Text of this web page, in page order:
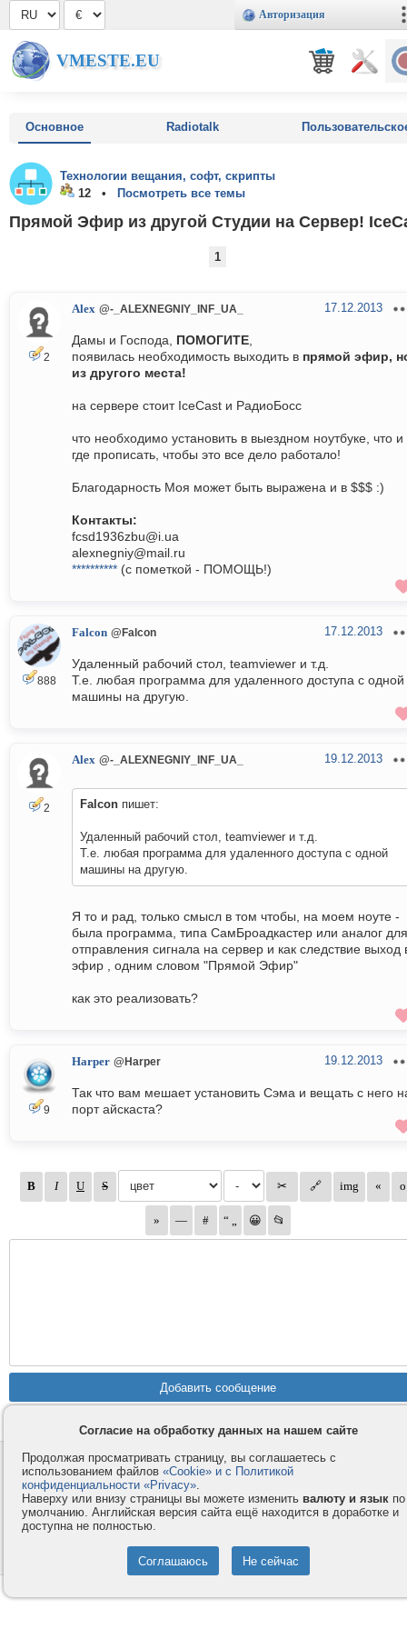
Авторизация
VMESTE.EU
Основное Radiotalk
Технологии вещания, софт, скрипты
12 •
Посмотреть все темы
Прямой Эфир из другой Студии на Сервер!
1
2
Alex @-_ALEXNEGNIY_INF_UA_ 17.12.2013
Дамы и Господа, ПОМОГИТЕ
появилась необходимость выходить в прямой эфир,
из другого места!
на сервере стоит IceCast и РадиоБосс
что необходимо установить в выездном ноутбуке, что и
где прописать, чтобы это все дело работало!
Благодарность Моя может быть выражена и в $$$ :)
Контакты:
fcsd1936zbu@i.ua
alexnegniy@mail.ru
********** (с пометкой - ПОМОЩЬ!)
888
Falcon @Falcon 17.12.2013
Удаленный рабочий стол, teamviewer и т.д.
Т.е. любая программа для удаленного доступа с одной
машины на другую.
2
Alex @-_ALEXNEGNIY_INF_UA_ 19.12.2013
Falcon пишет:
Удаленный рабочий стол, teamviewer и т.д.
Т.е. любая программа для удаленного доступа с одной
машины на другую.
Я то и рад, только смысл в том чтобы, на моем ноуте -
была программа, типа СамБроадкастер или аналог для
отправления сигнала на сервер и как следствие выход
эфир , одним словом "Прямой Эфир"
как это реализовать?
9
Harper @Harper 19.12.2013
Так что вам мешает установить Сэма и вещать с него
порт айскаста?
Контакты
Компания
Privacy и Cookie
Услуги
Как оплатить
Помощь
© 2008-2026
- Все права защищены.
Согласие на обработку данных на нашем сайте
Продолжая просматривать страницу, вы соглашаетесь с
использованием файлов «Cookie» и с Политикой
конфиденциальности «Privacy».
Наверху или внизу страницы вы можете изменить валюту и язык по
умолчанию. Английская версия сайта ещё находится в доработке и
доступна не полностью.